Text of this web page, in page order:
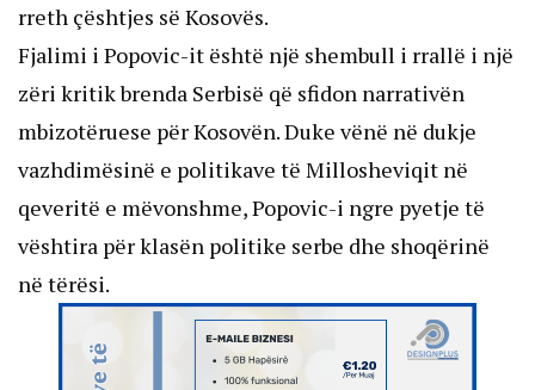
rreth çështjes së Kosovës.
Fjalimi i Popovic-it është një shembull i rrallë i një
zëri kritik brenda Serbisë që sfidon narrativën
mbizotëruese për Kosovën. Duke vënë në dukje
vazhdimësinë e politikave të Millosheviqit në
qeveritë e mëvonshme, Popovic-i ngre pyetje të
vështira për klasën politike serbe dhe shoqërinë
në tërësi.